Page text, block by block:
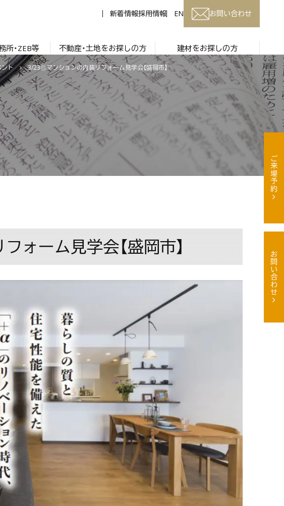
新着情報採用情報 EN お問い合わせ
所・ZEB等 不動産・土地をお探しの方 建材をお探しの方
ント 3/23㊐マンションの内装リフォーム見学会【盛岡市】
ォーム見学会【盛岡市】
ご来場予約
お問い合わせ